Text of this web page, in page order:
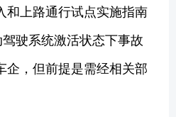
和上路通行试点实施指南
驶系统激活状态下事故
企，但前提是需经相关部